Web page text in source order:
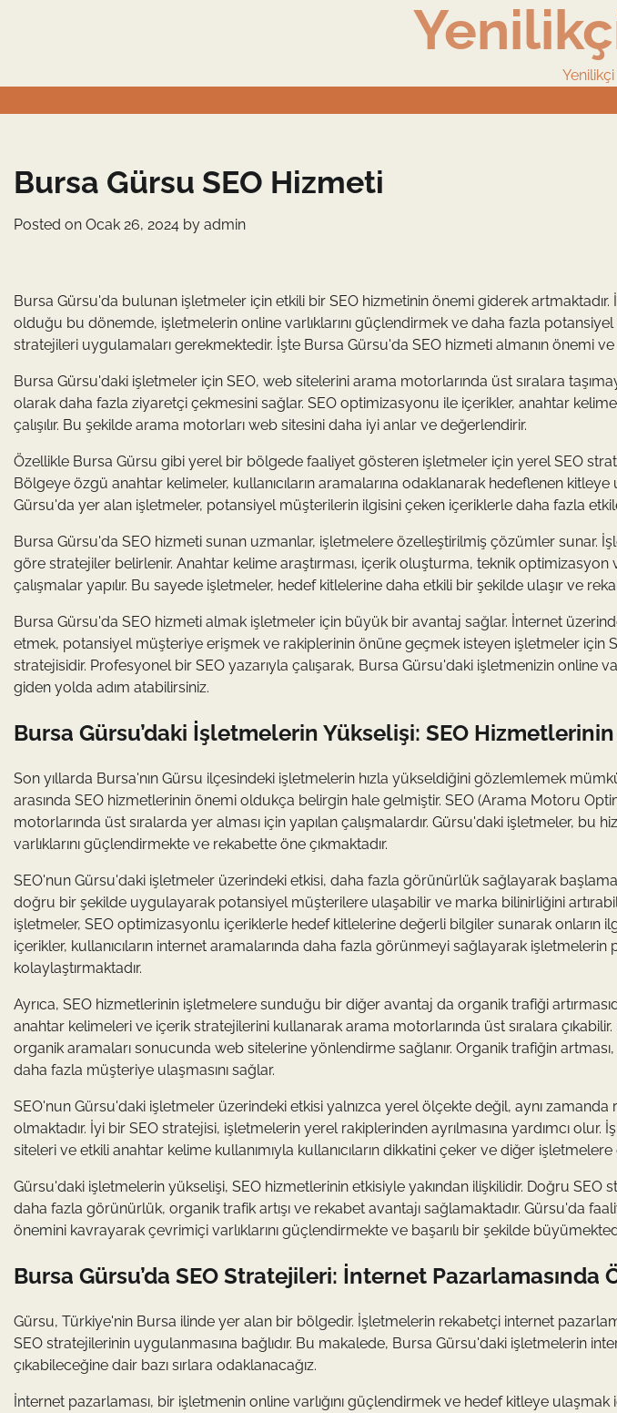
Yenilikçi
Bursa Gürsu SEO Hizmeti
Posted on Ocak 26, 2024 by admin
Bursa Gürsu'da bulunan işletmeler için etkili bir SEO hizmetinin önemi giderek
olduğu bu dönemde, işletmelerin online varlıklarını güçlendirmek ve daha fazla
stratejileri uygulamaları gerekmektedir. İşte Bursa Gürsu'da SEO hizmeti almanın önemi ve
Bursa Gürsu'daki işletmeler için SEO, web sitelerini arama motorlarında üst sıralara
olarak daha fazla ziyaretçi çekmesini sağlar. SEO optimizasyonu ile içerikler, anahtar
çalışılır. Bu şekilde arama motorları web sitesini daha iyi anlar ve değerlendirir.
Özellikle Bursa Gürsu gibi yerel bir bölgede faaliyet gösteren işletmeler için yerel SEO
Bölgeye özgü anahtar kelimeler, kullanıcıların aramalarına odaklanarak hedeflenen kitleye
Gürsu'da yer alan işletmeler, potansiyel müşterilerin ilgisini çeken içeriklerle daha fazla
Bursa Gürsu'da SEO hizmeti sunan uzmanlar, işletmelere özelleştirilmiş çözümler sunar.
göre stratejiler belirlenir. Anahtar kelime araştırması, içerik oluşturma, teknik optimizasyon
çalışmalar yapılır. Bu sayede işletmeler, hedef kitlelerine daha etkili bir şekilde ulaşır ve
Bursa Gürsu'da SEO hizmeti almak işletmeler için büyük bir avantaj sağlar. İnternet
etmek, potansiyel müşteriye erişmek ve rakiplerinin önüne geçmek isteyen işletmeler için
stratejisidir. Profesyonel bir SEO yazarıyla çalışarak, Bursa Gürsu'daki işletmenizin online
giden yolda adım atabilirsiniz.
Bursa Gürsu’daki İşletmelerin Yükselişi: SEO
Son yıllarda Bursa'nın Gürsu ilçesindeki işletmelerin hızla yükseldiğini gözlemlemek
arasında SEO hizmetlerinin önemi oldukça belirgin hale gelmiştir. SEO (Arama Motoru
motorlarında üst sıralarda yer alması için yapılan çalışmalardır. Gürsu'daki işletmeler, bu
varlıklarını güçlendirmekte ve rekabette öne çıkmaktadır.
SEO'nun Gürsu'daki işletmeler üzerindeki etkisi, daha fazla görünürlük sağlayarak
doğru bir şekilde uygulayarak potansiyel müşterilere ulaşabilir ve marka bilinirliğini
işletmeler, SEO optimizasyonlu içeriklerle hedef kitlelerine değerli bilgiler sunarak onların
içerikler, kullanıcıların internet aramalarında daha fazla görünmeyi sağlayarak işletmelerin
kolaylaştırmaktadır.
Ayrıca, SEO hizmetlerinin işletmelere sunduğu bir diğer avantaj da organik trafiği
anahtar kelimeleri ve içerik stratejilerini kullanarak arama motorlarında üst sıralara
organik aramaları sonucunda web sitelerine yönlendirme sağlanır. Organik trafiğin
daha fazla müşteriye ulaşmasını sağlar.
SEO'nun Gürsu'daki işletmeler üzerindeki etkisi yalnızca yerel ölçekte değil, aynı
olmaktadır. İyi bir SEO stratejisi, işletmelerin yerel rakiplerinden ayrılmasına yardımcı
siteleri ve etkili anahtar kelime kullanımıyla kullanıcıların dikkatini çeker ve diğer
Gürsu'daki işletmelerin yükselişi, SEO hizmetlerinin etkisiyle yakından ilişkilidir. Doğru SEO
daha fazla görünürlük, organik trafik artışı ve rekabet avantajı sağlamaktadır. Gürsu'da
önemini kavrayarak çevrimiçi varlıklarını güçlendirmekte ve başarılı bir şekilde
Bursa Gürsu’da SEO Stratejileri: İnternet Pazarlamasında
Gürsu, Türkiye'nin Bursa ilinde yer alan bir bölgedir. İşletmelerin rekabetçi internet
SEO stratejilerinin uygulanmasına bağlıdır. Bu makalede, Bursa Gürsu'daki işletmelerin
çıkabileceğine dair bazı sırlara odaklanacağız.
İnternet pazarlaması, bir işletmenin online varlığını güçlendirmek ve hedef kitleye ulaşmak